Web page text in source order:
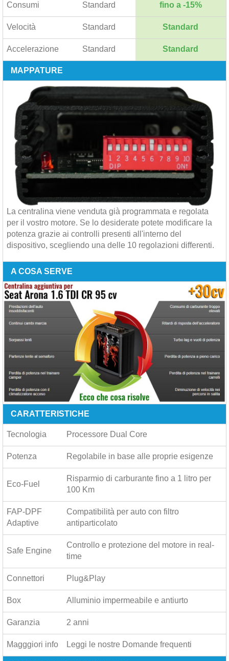
Consumi Standard fino a -15%
Velocità Standard Standard
Accelerazione Standard Standard
MAPPATURE
La centralina viene venduta già programmata e regolata
per il vostro motore. Se lo desiderate potete modificare la
potenza grazie ai controlli presenti all'interno del
dispositivo, scegliendo una delle 10 regolazioni differenti.
A COSA SERVE
CARATTERISTICHE
Tecnologia Processore Dual Core
Potenza Regolabile in base alle proprie esigenze
Eco-Fuel
Risparmio di carburante fino a 1 litro per
100 Km
FAP-DPF
Adaptive
Compatibilità per auto con filtro
antiparticolato
Safe Engine
Controllo e protezione del motore in real-
time
Connettori Plug&Play
Box Alluminio impermeabile e antiurto
Garanzia 2 anni
Magggiori info Leggi le nostre Domande frequenti